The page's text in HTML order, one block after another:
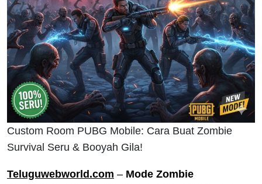
Custom Room PUBG Mobile: Cara Buat Zombie
Survival Seru & Booyah Gila!
Teluguwebworld.com – Mode Zombie